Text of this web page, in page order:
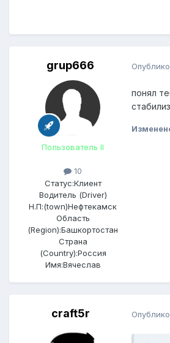
grup666
Пользователь II
10
Статус:Клиент
Водитель (Driver)
Н.П:(town)Нефтекамск
Область
(Region):Башкортостан
Страна
(Country):Россия
Имя:Вячеслав
понял
craft5r